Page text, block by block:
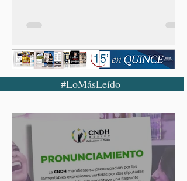
#LoMásLeído